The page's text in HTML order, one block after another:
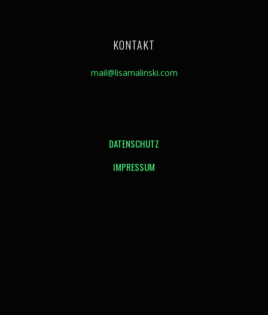
KONTAKT
mail@lisamalinski.com
DATENSCHUTZ
IMPRESSUM